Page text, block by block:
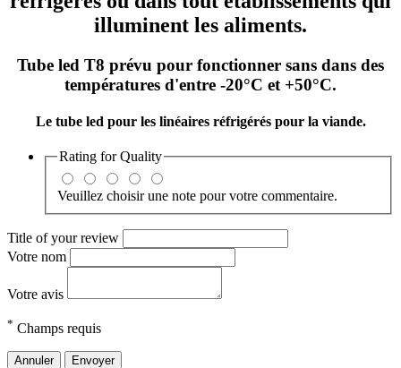
illuminent les aliments.
Tube led T8 prévu pour fonctionner sans dans des
températures d'entre -20°C et +50°C.
Le tube led pour les linéaires réfrigérés pour la viande.
Rating forQuality
Veuillez choisir une note pour votre commentaire.
Title of your review
Votre nom
Votre avis
* Champs requis
Annuler Envoyer